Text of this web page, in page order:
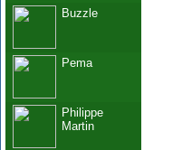
Buzzle
Pema
Philippe
Martin